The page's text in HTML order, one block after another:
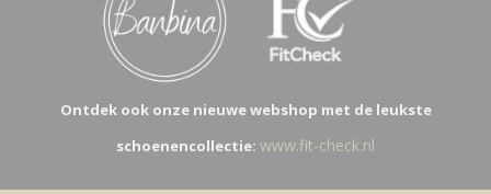
Ontdek ook onze nieuwe webshop met de leukste
schoenencollectie: www.fit-check.nl